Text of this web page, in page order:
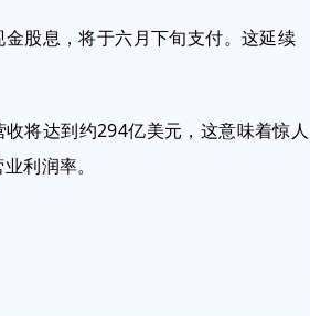
股息，将于六月下旬支付。这延续
将达到约294亿美元，这意味着惊人
利润率。